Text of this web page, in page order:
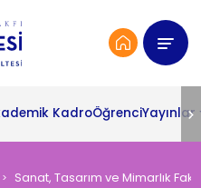
KadroÖğrenciYayınlar
Sanat, Tasarım ve Mimarlık